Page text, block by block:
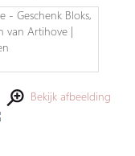
Bekijk afbeelding